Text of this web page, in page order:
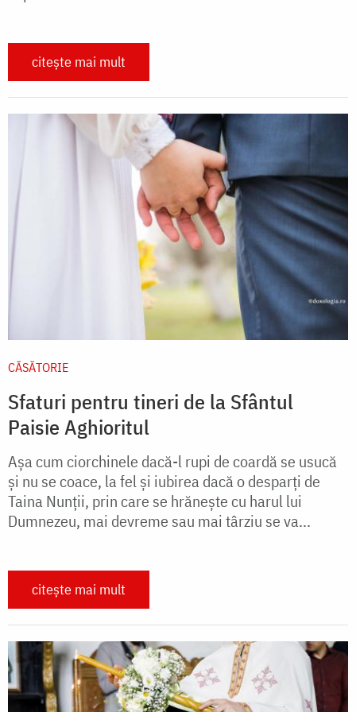
citește mai mult
CĂSĂTORIE
Sfaturi pentru tineri de la Sfântul
Paisie Aghioritul
Aşa cum ciorchinele dacă-l rupi de coardă se usucă
și nu se coace, la fel și iubirea dacă o desparți de
Taina Nunții, prin care se hrănește cu harul lui
Dumnezeu, mai devreme sau mai târziu se va...
citește mai mult